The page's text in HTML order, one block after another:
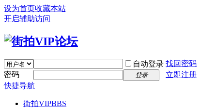
设为首页收藏本站
开启辅助访问
自动登录 找回密码
密码
登录
立即注册
快捷导航
街拍VIPBBS